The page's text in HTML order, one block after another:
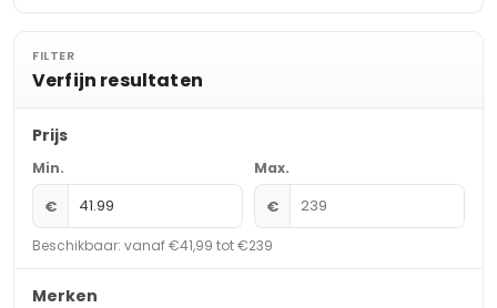
FILTER
Verfijn resultaten
Prijs
Min.
€
Max.
€
Beschikbaar: vanaf €41,99 tot €239
Merken